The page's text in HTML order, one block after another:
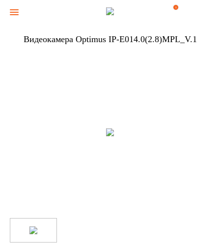
0
Видеокамера Optimus IP-E014.0(2.8)MPL_V.1